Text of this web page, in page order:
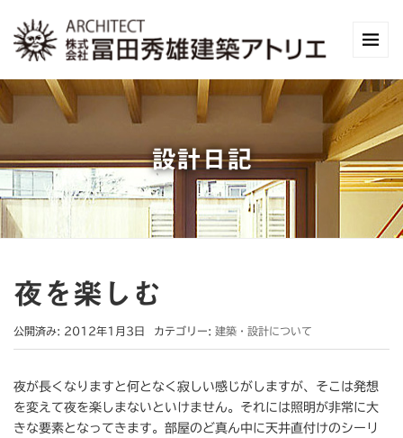
設計日記
夜を楽しむ
公開済み: 2012年1月3日 カテゴリー: 建築・設計について
夜が長くなりますと何となく寂しい感じがしますが、そこは発想
を変えて夜を楽しまないといけません。それには照明が非常に大
きな要素となってきます。部屋のど真ん中に天井直付けのシーリ